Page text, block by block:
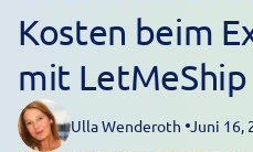
Kosten beim
mit LetMeShip
Posted by
Ulla Wenderoth Juni 16,